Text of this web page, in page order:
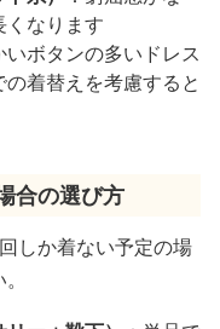
くなります
いボタンの多いドレス
着替えを考慮すると
合の選び方
しか着ない予定の場